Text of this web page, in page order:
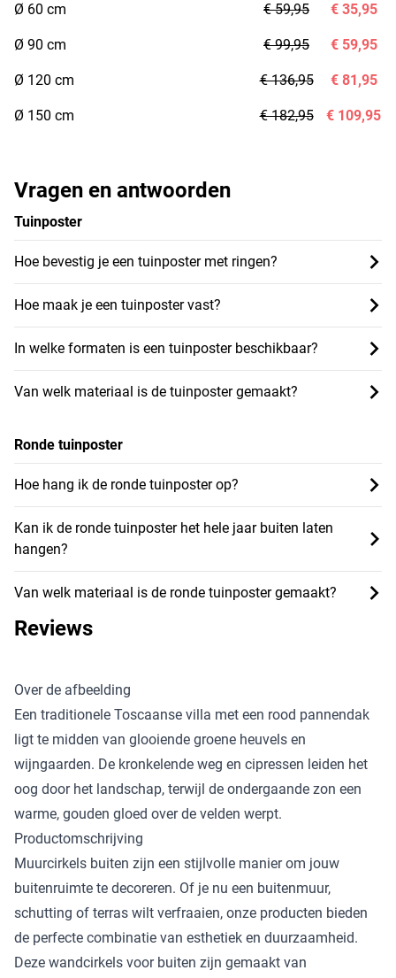
Vragen en antwoorden
Tuinposter
Hoe bevestig je een tuinposter met ringen?
Hoe maak je een tuinposter vast?
In welke formaten is een tuinposter beschikbaar?
Van welk materiaal is de tuinposter gemaakt?
Ronde tuinposter
Hoe hang ik de ronde tuinposter op?
Kan ik de ronde tuinposter het hele jaar buiten laten
hangen?
Van welk materiaal is de ronde tuinposter gemaakt?
Ø 60 cm
Ø 90 cm
Ø 120 cm
Ø 150 cm
€ 59,95
€ 99,95
€ 136,95
€ 182,95
€ 35,95
€ 59,95
€ 81,95
€ 109,95
Reviews
Over de afbeelding
Een traditionele Toscaanse villa met een rood pannendak
ligt te midden van glooiende groene heuvels en
wijngaarden. De kronkelende weg en cipressen leiden het
oog door het landschap, terwijl de ondergaande zon een
warme, gouden gloed over de velden werpt.
Productomschrijving
Muurcirkels buiten zijn een stijlvolle manier om jouw
buitenruimte te decoreren. Of je nu een buitenmuur,
schutting of terras wilt verfraaien, onze producten bieden
de perfecte combinatie van esthetiek en duurzaamheid.
Deze wandcirkels voor buiten zijn gemaakt van